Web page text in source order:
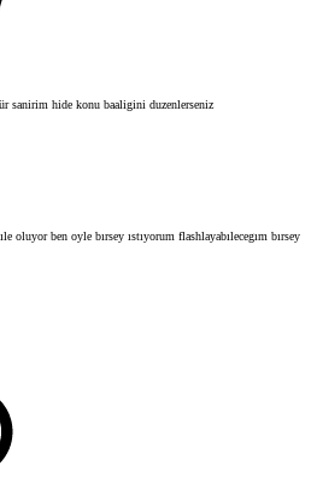
sanirim hide konu baaligini duzenlerseniz
oluyor ben oyle bırsey ıstıyorum flashlayabılecegım bırsey